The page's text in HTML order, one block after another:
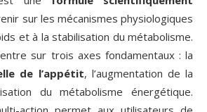
sur les mécanismes physiologiques
et à la stabilisation du métabolisme.
sur trois axes fondamentaux : la
de l’appétit, l’augmentation de la
du métabolisme énergétique.